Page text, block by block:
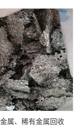
属、稀有金属回收